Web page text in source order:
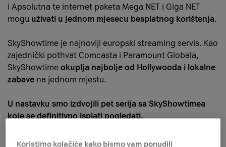
i Apsolutna te internet paketa Mega NET i Giga NET
mogu uživati u jednom mjesecu besplatnog korištenja.
SkyShowtime je najnoviji europski streaming servis. Kao
zajednički pothvat Comcasta i Paramount Globala,
SkyShowtime okuplja najbolje od Hollywooda i lokalne
zabave na jednom mjestu.
U nastavku smo izdvojili pet serija sa SkyShowtimea
koje se definitivno isplati pogledati.
Yellowstone
Koristimo kolačiće kako bismo vam ponudili